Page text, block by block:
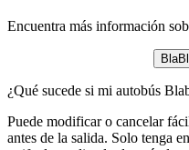
Encuentra más información
¿Qué sucede si mi autobús
Puede modificar o cancelar
antes de la salida. Solo tenga